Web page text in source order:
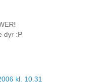
dyr :P
kl. 10.31